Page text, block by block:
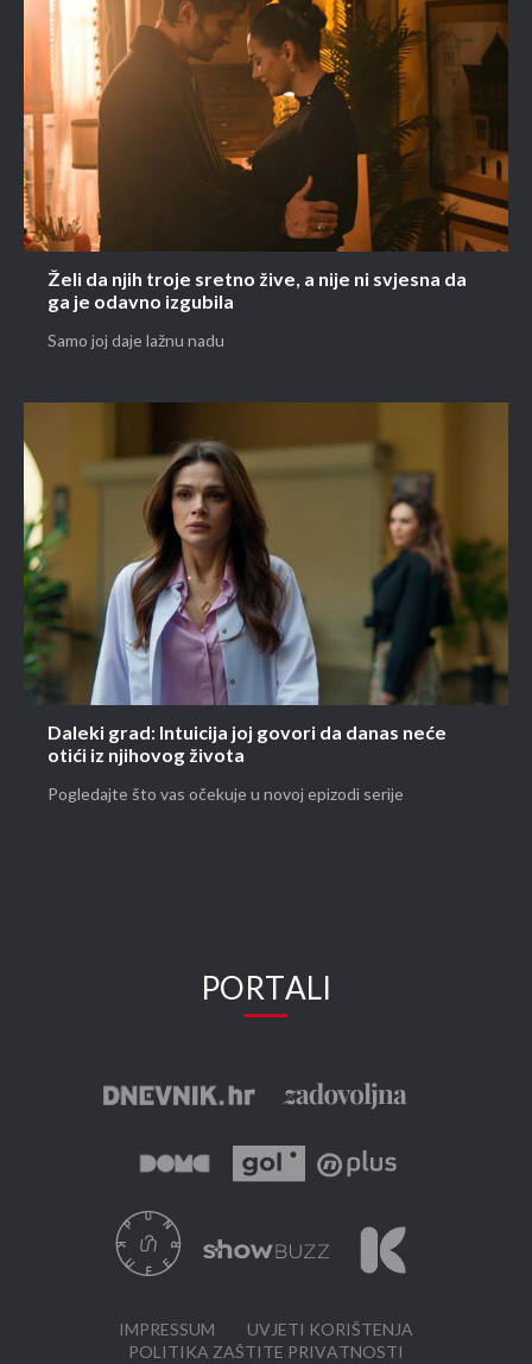
Želi da njih troje sretno žive, a nije ni svjesna da
ga je odavno izgubila
Samo joj daje lažnu nadu
Daleki grad: Intuicija joj govori da danas neće
otići iz njihovog života
Pogledajte što vas očekuje u novoj epizodi serije
PORTALI
IMPRESSUM
UVJETI KORIŠTENJA
POLITIKA ZAŠTITE PRIVATNOSTI